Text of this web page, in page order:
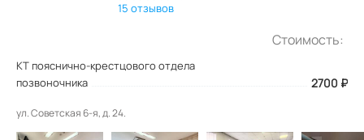
15 отзывов
Стоимость:
КТ пояснично-крестцового отдела
позвоночника
2700 ₽
ул. Советская 6-я, д. 24.